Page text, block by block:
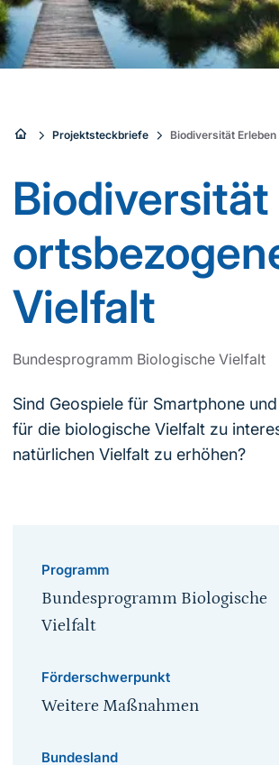
Sie
hier:
Projektsteckbriefe Biodiversität
Vielfalt
Bundesprogramm Biologische Vielfalt
Sind Geospiele für Smartphone
für die biologische Vielfalt zu
natürlichen Vielfalt zu erhöhen?
Programm
Bundesprogramm Biologische
Vielfalt
Förderschwerpunkt
Weitere Maßnahmen
Bundesland